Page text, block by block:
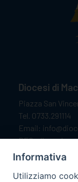
Diocesi di
Piazza San
Tel. 0733.291114
Email:
PEC:
Comunicazioni
Informativa
Utilizziamo